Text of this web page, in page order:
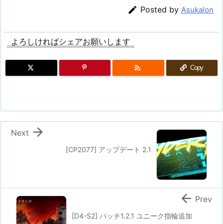
 Posted by Asukalon
よろしければシェアお願いします
 Copy
[CP2077] アップデート 2.1

Next
[D4-S2] パッチ1.2.1 ユニーク指輪追加
 Prev